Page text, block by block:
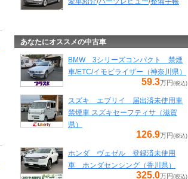
あなたにオススメの中古車
BMW 3シリーズコンパクト 禁煙
車/ETC/イモビライザー（神奈川県）
59.3万円 (税込)
スズキ エブリイ 届出済未使用車
禁煙車 スズキセーフティサ（滋賀
県）
126.9万円 (税込)
ホンダ ヴェゼル 登録済未使用
車 ホンダセンシング（香川県）
325.0万円 (税込)